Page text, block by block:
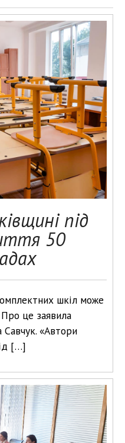
під
50
шкіл може
це заявила
«Автори
[…]